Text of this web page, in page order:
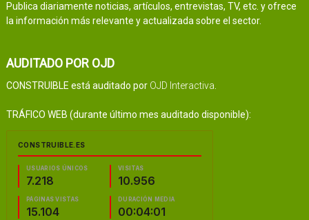
Publica diariamente noticias, artículos, entrevistas, TV, etc. y ofrece
la información más relevante y actualizada sobre el sector.
AUDITADO POR OJD
CONSTRUIBLE está auditado por OJD Interactiva.
TRÁFICO WEB (durante último mes auditado disponible):